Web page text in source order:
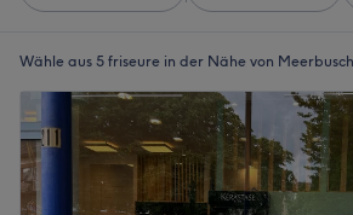
Wähle aus 5 friseure in der Nähe von